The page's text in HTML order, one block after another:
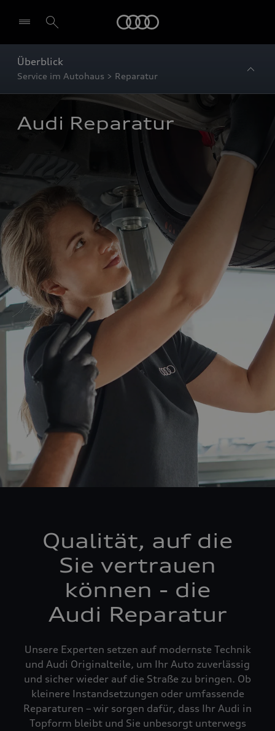
Überblick
Service im Autohaus > Reparatur
Audi Reparatur
Qualität, auf die
Sie vertrauen
können - die
Audi Reparatur
Unsere Experten setzen auf modernste Technik
und Audi Originalteile, um Ihr Auto zuverlässig
und sicher wieder auf die Straße zu bringen. Ob
kleinere Instandsetzungen oder umfassende
Reparaturen – wir sorgen dafür, dass Ihr Audi in
Topform bleibt und Sie unbesorgt unterwegs